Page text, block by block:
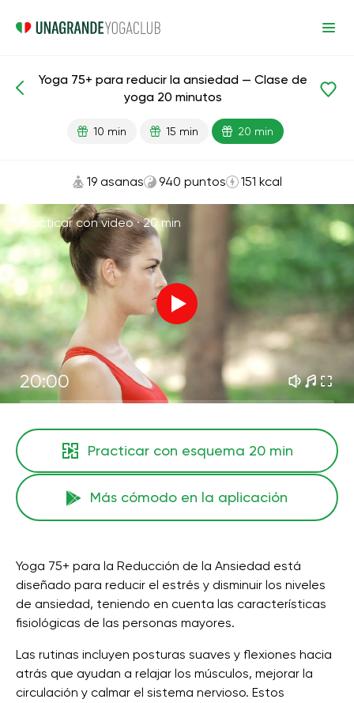
Lecciones preparadas Edad
Yoga 75+ para reducir la ansiedad — Clase de
yoga 20 minutos
10 min 15 min 20 min
19 asanas 940 puntos 151 kcal
Practicar con video ·20 min
20:00
Practicar con esquema 20 min
Más cómodo en la aplicación
Yoga 75+ para la Reducción de la Ansiedad está
diseñado para reducir el estrés y disminuir los niveles
de ansiedad, teniendo en cuenta las características
fisiológicas de las personas mayores.
Las rutinas incluyen posturas suaves y flexiones hacia
atrás que ayudan a relajar los músculos, mejorar la
circulación y calmar el sistema nervioso. Estos